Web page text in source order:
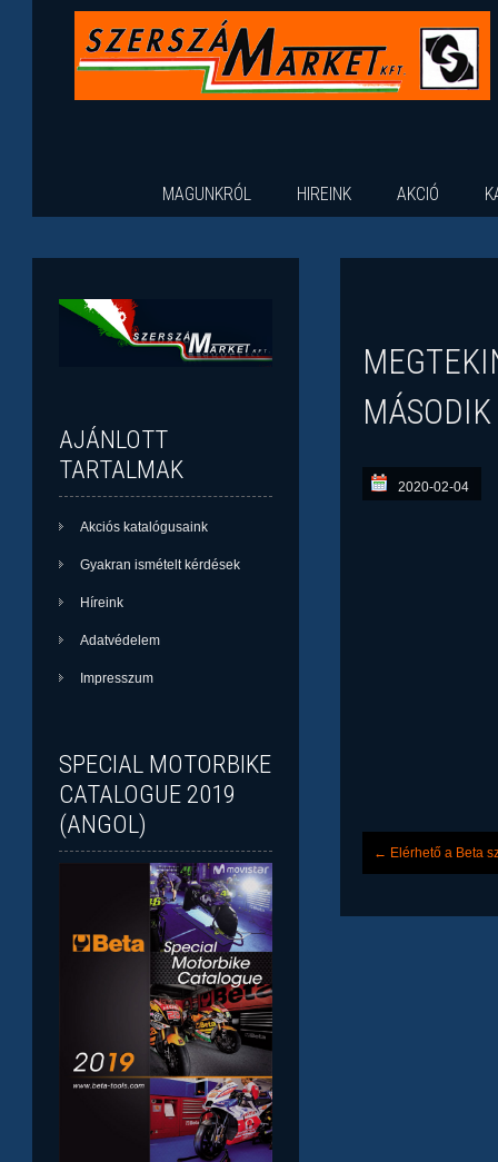
MAGUNKRÓL HIREINK AKCIÓ
2020-02-04
Post
← Elérhető a Beta
AJÁNLOTT
TARTALMAK
Akciós katalógusaink
Gyakran ismételt kérdések
Híreink
Adatvédelem
Impresszum
SPECIAL MOTORBIKE
CATALOGUE 2019
(ANGOL)